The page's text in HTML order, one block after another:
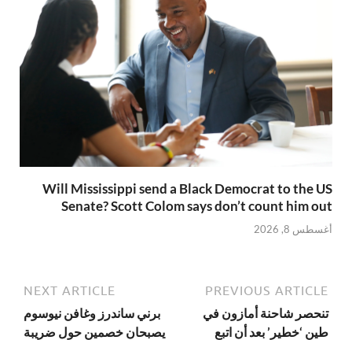
Will Mississippi send a Black Democrat to the US
Senate? Scott Colom says don’t count him out
أغسطس 8, 2026
PREVIOUS ARTICLE
تنحصر شاحنة أمازون في
طين ‘خطير’ بعد أن اتبع
NEXT ARTICLE
برني ساندرز وغافن نيوسوم
يصبحان خصمين حول ضريبة